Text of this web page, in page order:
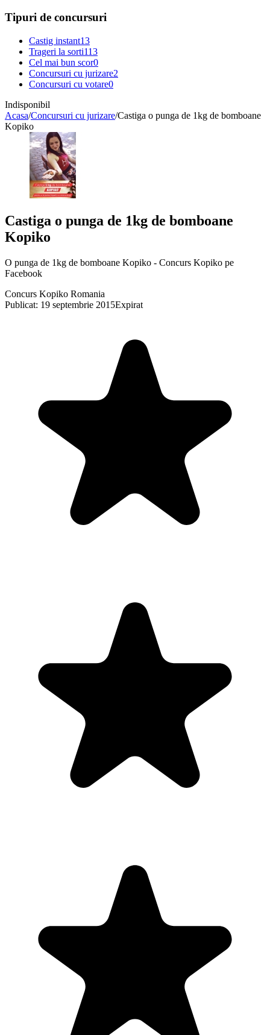
Tipuri de concursuri
Castig instant13
Trageri la sorti113
Cel mai bun scor0
Concursuri cu jurizare2
Concursuri cu votare0
Indisponibil
Acasa/Concursuri cu jurizare/Castiga o punga de 1kg de bomboane
Kopiko
Castiga o punga de 1kg de bomboane
Kopiko
O punga de 1kg de bomboane Kopiko - Concurs Kopiko pe
Facebook
Concurs Kopiko Romania
Publicat: 19 septembrie 2015Expirat